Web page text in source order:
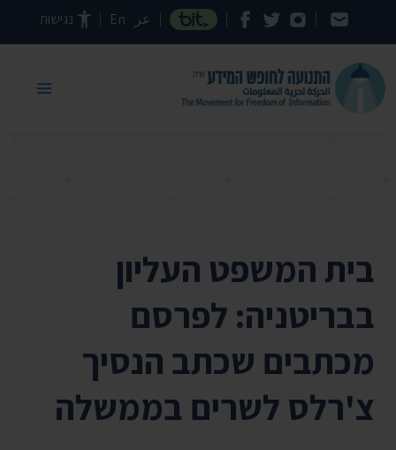
דילוג לתוכן העמוד عر En נגישות
בית המשפט העליון
בבריטניה: לפרסם
מכתבים שכתב הנסיך
צ'רלס לשרים בממשלה